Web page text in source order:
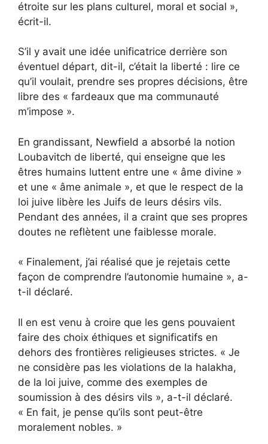
étroite sur les plans culturel, moral et social »,
écrit-il.
S’il y avait une idée unificatrice derrière son
éventuel départ, dit-il, c’était la liberté : lire ce
qu’il voulait, prendre ses propres décisions, être
libre des « fardeaux que ma communauté
m’impose ».
En grandissant, Newfield a absorbé la notion
Loubavitch de liberté, qui enseigne que les
êtres humains luttent entre une « âme divine »
et une « âme animale », et que le respect de la
loi juive libère les Juifs de leurs désirs vils.
Pendant des années, il a craint que ses propres
doutes ne reflètent une faiblesse morale.
« Finalement, j’ai réalisé que je rejetais cette
façon de comprendre l’autonomie humaine », a-
t-il déclaré.
Il en est venu à croire que les gens pouvaient
faire des choix éthiques et significatifs en
dehors des frontières religieuses strictes. « Je
ne considère pas les violations de la halakha,
de la loi juive, comme des exemples de
soumission à des désirs vils », a-t-il déclaré.
« En fait, je pense qu’ils sont peut-être
moralement nobles. »